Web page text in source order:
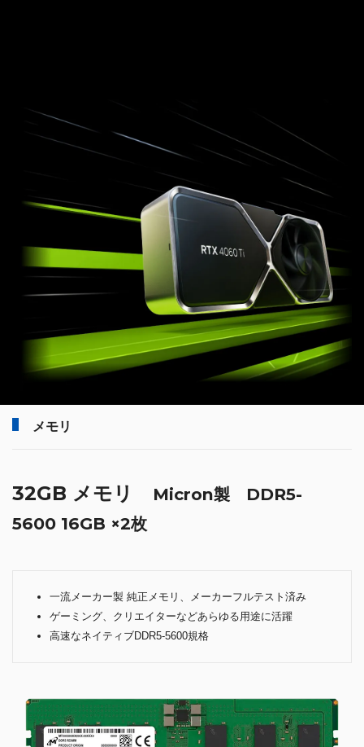
メモリ
32GB メモリ
Micron製 DDR5-
5600 16GB ×2枚
一流メーカー製 純正メモリ、メーカーフルテスト済み
ゲーミング、クリエイターなどあらゆる用途に活躍
高速なネイティブDDR5-5600規格